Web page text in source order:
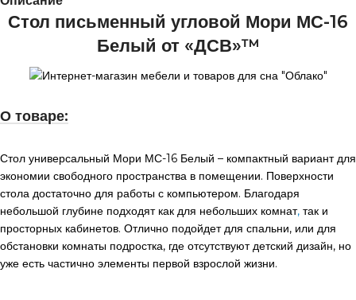
Стол письменный угловой Мори МС-16
Белый от «ДСВ»™
О товаре:
Стол универсальный Мори МС-16 Белый – компактный вариант для
экономии свободного пространства в помещении. Поверхности
стола достаточно для работы с компьютером. Благодаря
небольшой глубине подходят как для небольших комнат, так и
просторных кабинетов. Отлично подойдет для спальни, или для
обстановки комнаты подростка, где отсутствуют детский дизайн, но
уже есть частично элементы первой взрослой жизни.